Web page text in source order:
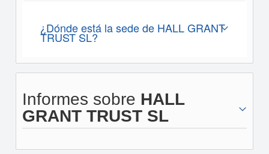
¿Dónde está la sede de HALL GRANT
TRUST SL?
Informes sobre HALL
GRANT TRUST SL